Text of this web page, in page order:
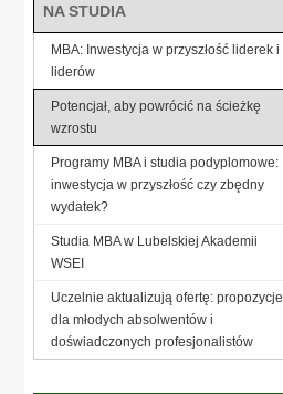
NA STUDIA
MBA: Inwestycja w przyszłość liderek i
liderów
Potencjał, aby powrócić na ścieżkę
wzrostu
Programy MBA i studia podyplomowe:
inwestycja w przyszłość czy zbędny
wydatek?
Studia MBA w Lubelskiej Akademii
WSEI
Uczelnie aktualizują ofertę: propozycje
dla młodych absolwentów i
doświadczonych profesjonalistów